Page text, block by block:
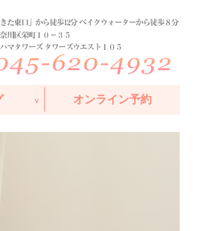
オンライン予約